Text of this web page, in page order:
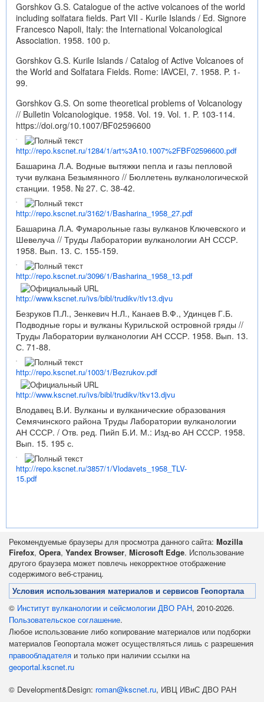
Gorshkov G.S. Catalogue of the active volcanoes of the world
including solfatara fields. Part VII - Kurile Islands / Ed. Signore
Francesco Napoli, Italy: the International Volcanological
Association. 1958. 100 p.
Gorshkov G.S. Kurile Islands / Catalog of Active Volcanoes of
the World and Solfatara Fields. Rome: IAVCEI, 7. 1958. P. 1-
99.
Gorshkov G.S. On some theoretical problems of Volcanology
// Bulletin Volcanologique. 1958. Vol. 19. Vol. 1. P. 103-114.
https://doi.org/10.1007/BF02596600
http://repo.kscnet.ru/1284/1/art%3A10.1007%2FBF02596600.pdf
Башарина Л.А. Водные вытяжки пепла и газы пепловой
тучи вулкана Безымянного // Бюллетень вулканологической
станции. 1958. № 27. С. 38-42.
http://repo.kscnet.ru/3162/1/Basharina_1958_27.pdf
Башарина Л.А. Фумарольные газы вулканов Ключевского и
Шевелуча // Труды Лаборатории вулканологии АН СССР.
1958. Вып. 13. С. 155-159.
http://repo.kscnet.ru/3096/1/Basharina_1958_13.pdf
http://www.kscnet.ru/ivs/bibl/trudikv/tlv13.djvu
Безруков П.Л., Зенкевич Н.Л., Канаев В.Ф., Удинцев Г.Б.
Подводные горы и вулканы Курильской островной гряды //
Труды Лаборатории вулканологии АН СССР. 1958. Вып. 13.
С. 71-88.
http://repo.kscnet.ru/1003/1/Bezrukov.pdf
http://www.kscnet.ru/ivs/bibl/trudikv/tkv13.djvu
Влодавец В.И. Вулканы и вулканические образования
Семячинского района Труды Лаборатории вулканологии
АН СССР. / Отв. ред. Пийп Б.И. М.: Изд-во АН СССР. 1958.
Вып. 15. 195 с.
http://repo.kscnet.ru/3857/1/Vlodavets_1958_TLV-
15.pdf
Рекомендуемые браузеры для просмотра данного сайта: Mozilla
Firefox, Opera, Yandex Browser, Microsoft Edge. Использование
другого браузера может повлечь некорректное отображение
содержимого веб-страниц.
Условия использования материалов и сервисов Геопортала
© Институт вулканологии и сейсмологии ДВО РАН, 2010-2026.
Пользовательское соглашение.
Любое использование либо копирование материалов или подборки
материалов Геопортала может осуществляться лишь с разрешения
правообладателя и только при наличии ссылки на
geoportal.kscnet.ru
© Development&Design: roman@kscnet.ru, ИВЦ ИВиС ДВО РАН